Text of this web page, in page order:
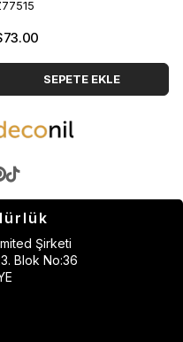
SEPETE EKLE
Şirketi
Blok No:36